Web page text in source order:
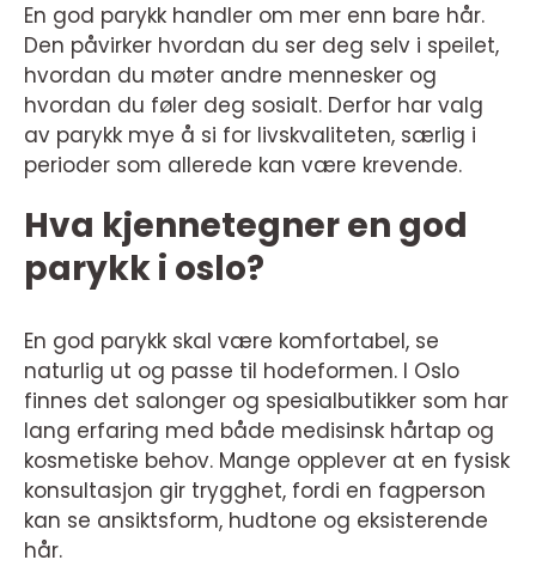
En god parykk handler om mer enn bare hår.
Den påvirker hvordan du ser deg selv i speilet,
hvordan du møter andre mennesker og
hvordan du føler deg sosialt. Derfor har valg
av parykk mye å si for livskvaliteten, særlig i
perioder som allerede kan være krevende.
Hva kjennetegner en god
parykk i oslo?
En god parykk skal være komfortabel, se
naturlig ut og passe til hodeformen. I Oslo
finnes det salonger og spesialbutikker som har
lang erfaring med både medisinsk hårtap og
kosmetiske behov. Mange opplever at en fysisk
konsultasjon gir trygghet, fordi en fagperson
kan se ansiktsform, hudtone og eksisterende
hår.